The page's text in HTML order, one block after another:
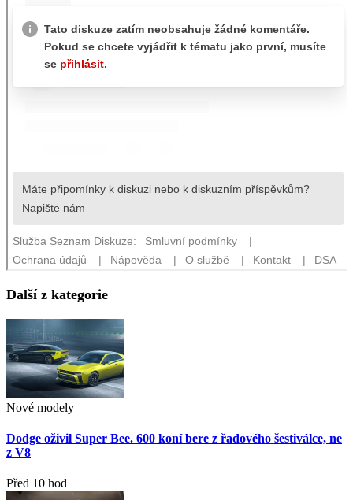
Další z kategorie
Nové modely
Dodge oživil Super Bee. 600 koní bere z řadového šestiválce, ne
z V8
Před 10 hod